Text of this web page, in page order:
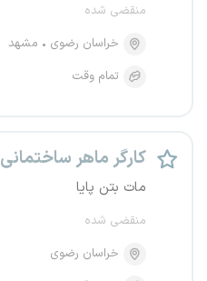
منقضی شده
خراسان رضوی
مشهد
تمام وقت
کارگر ماهر ساختمانی
مات بتن پایا
منقضی شده
خراسان رضوی